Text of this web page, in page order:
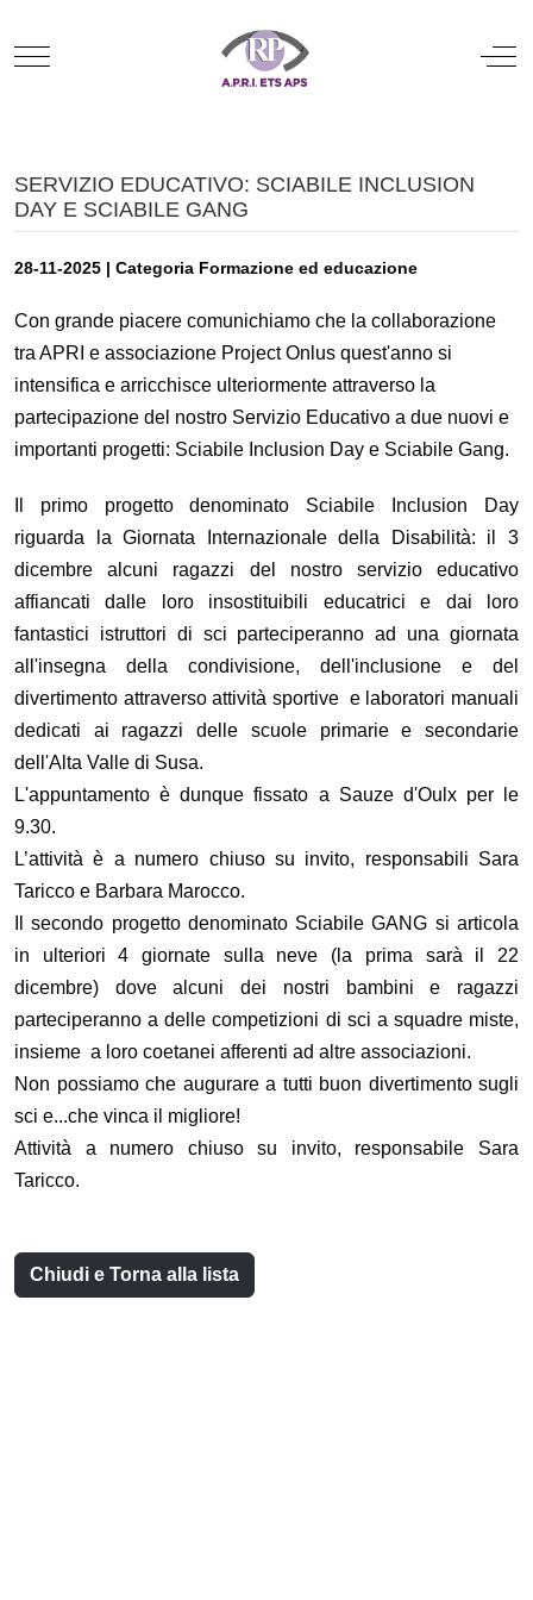
Mobile Menu Toggle Off-
SERVIZIO EDUCATIVO: SCIABILE INCLUSION
DAY E SCIABILE GANG
28-11-2025 | Categoria Formazione ed educazione
Con grande piacere comunichiamo che la collaborazione
tra APRI e associazione Project Onlus quest'anno si
intensifica e arricchisce ulteriormente attraverso la
partecipazione del nostro Servizio Educativo a due nuovi e
importanti progetti: Sciabile Inclusion Day e Sciabile Gang.
Il primo progetto denominato Sciabile Inclusion Day
riguarda la Giornata Internazionale della Disabilità: il 3
dicembre alcuni ragazzi del nostro servizio educativo
affiancati dalle loro insostituibili educatrici e dai loro
fantastici istruttori di sci parteciperanno ad una giornata
all'insegna della condivisione, dell'inclusione e del
divertimento attraverso attività sportive e laboratori manuali
dedicati ai ragazzi delle scuole primarie e secondarie
dell'Alta Valle di Susa.
L'appuntamento è dunque fissato a Sauze d'Oulx per le
9.30.
L’attività è a numero chiuso su invito, responsabili Sara
Taricco e Barbara Marocco.
Il secondo progetto denominato Sciabile GANG si articola
in ulteriori 4 giornate sulla neve (la prima sarà il 22
dicembre) dove alcuni dei nostri bambini e ragazzi
parteciperanno a delle competizioni di sci a squadre miste,
insieme a loro coetanei afferenti ad altre associazioni.
Non possiamo che augurare a tutti buon divertimento sugli
sci e...che vinca il migliore!
Attività a numero chiuso su invito, responsabile Sara
Taricco.
Chiudi e Torna alla lista